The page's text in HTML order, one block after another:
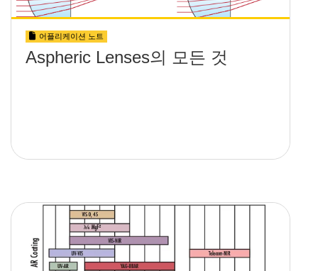
어플리케이션 노트
Aspheric Lenses의 모든 것